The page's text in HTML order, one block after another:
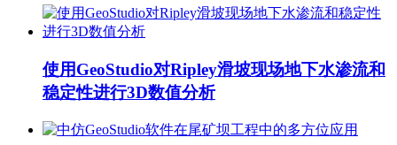
使用GeoStudio对Ripley滑坡现场地下水渗流和
稳定性进行3D数值分析